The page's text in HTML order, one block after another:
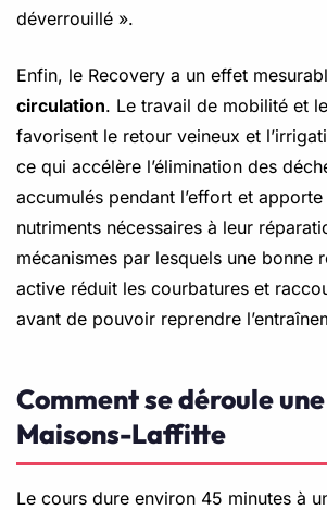
déverrouillé ».
Enfin, le Recovery a un effet
circulation. Le travail de mobilité et
favorisent le retour veineux et
ce qui accélère l’élimination des
accumulés pendant l’effort et
nutriments nécessaires à leur
mécanismes par lesquels une bonne
active réduit les courbatures et
avant de pouvoir reprendre
Comment se déroule
Maisons-Laffitte
Le cours dure environ 45 minutes à